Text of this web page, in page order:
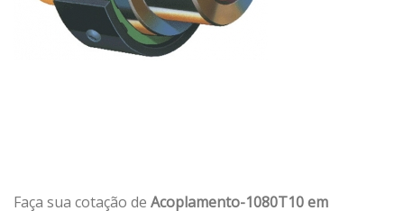
Faça sua cotação de Acoplamento-1080T10 em